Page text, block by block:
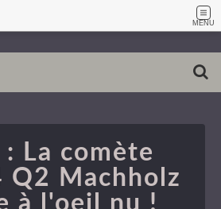
MENU
La comète
Q2 Machholz
à l'oeil nu !